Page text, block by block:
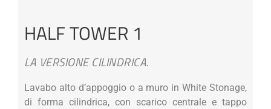
HALF TOWER 1
LA VERSIONE CILINDRICA.
Lavabo alto d’appoggio o a muro in White Stonage,
di forma cilindrica, con scarico centrale e tappo